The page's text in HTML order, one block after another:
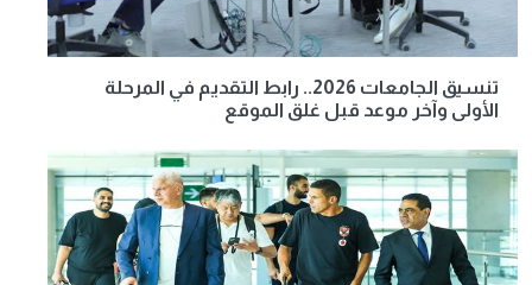
تنسيق الجامعات 2026.. رابط التقديم في المرحلة
الأولى وآخر موعد قبل غلق الموقع